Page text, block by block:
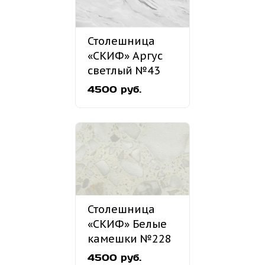
Столешница
«СКИФ» Аргус
светлый №43
4500 руб.
Столешница
«СКИФ» Белые
камешки №228
4500 руб.